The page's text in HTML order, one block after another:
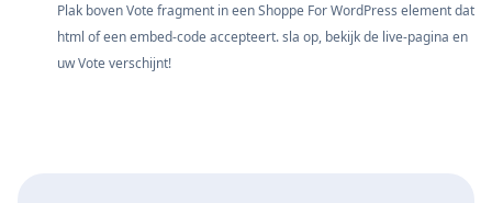
Plak boven Vote fragment in een Shoppe For WordPress element dat
html of een embed-code accepteert. sla op, bekijk de live-pagina en
uw Vote verschijnt!